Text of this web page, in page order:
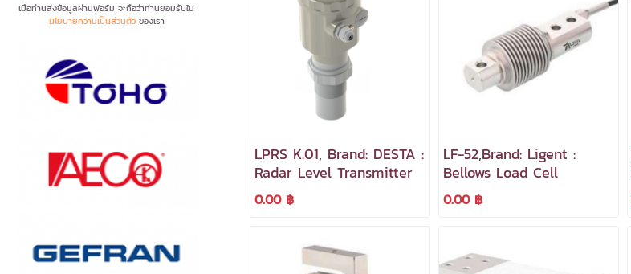
เมื่อท่านส่งข้อมูลผ่านฟอร์ม จะถือว่าท่านยอมรับใน
นโยบายความเป็นส่วนตัวของเรา
LPRS K.01, Brand: DESTA :
Radar Level Transmitter
0.00 ฿
LF-52,Brand: Ligent :
Bellows Load Cell
0.00 ฿